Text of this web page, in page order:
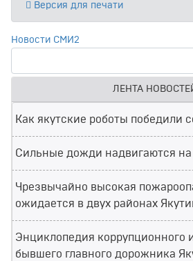
Версия для печати
Новости СМИ2
ЛЕНТА
Как якутские роботы победили
Сильные дожди надвигаются
Чрезвычайно высокая
ожидается в двух районах
Энциклопедия коррупционного
бывшего главного дорожника